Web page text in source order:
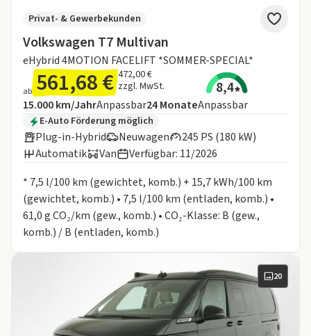
Volkswagen T7 Multivan
eHybrid 4MOTION FACELIFT *SOMMER-SPECIAL*
Privat- & Gewerbekunden
ab 561,68 € 472,00 €
zzgl. MwSt.
8,4
Angebotsdetails:
Inklusive Laufleistung
15.000 km/JahrAnpassbarLaufzeit
24MonateAnpassbar
Zusätzliche Fahrzeuginformationen:
E-Auto Förderung möglich
Plug-in-Hybrid Neuwagen
245 PS (180 kW)
Automatik
Van
Verfügbar: 11/2026
* 7,5 l/100 km (gewichtet, komb.) + 15,7 kWh/100 km
(gewichtet, komb.) • 7,5 l/100 km (entladen, komb.) •
61,0 g CO₂/km (gew., komb.) • CO₂-Klasse: B (gew.,
komb.) / B (entladen, komb.)
20